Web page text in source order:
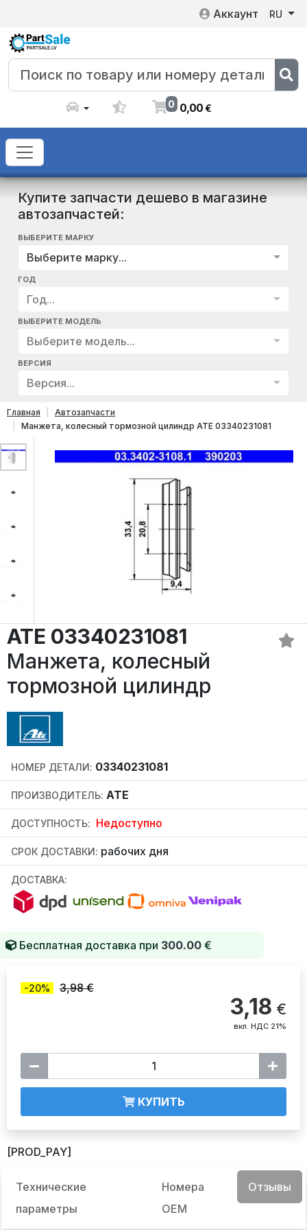
Аккаунт RU
0 0,00€
Купите запчасти дешево в магазине
автозапчастей:
ВЫБЕРИТЕ МАРКУ
Выберите марку...
ГОД
Год...
ВЫБЕРИТЕ МОДЕЛЬ
Выберите модель...
ВЕРСИЯ
Версия...
Главная
Автозапчасти
Манжета, колесный тормозной цилиндр ATE 03340231081
ATE 03340231081
Манжета, колесный
тормозной цилиндр
НОМЕР ДЕТАЛИ: 03340231081
ПРОИЗВОДИТЕЛЬ: ATE
ДОСТУПНОСТЬ: Недоступно
СРОК ДОСТАВКИ: рабочих дня
ДОСТАВКА:
Бесплатная доставка при 300.00 €
-20% 3,98 €
3,18 €
вкл. НДС 21%
КУПИТЬ
[PROD_PAY]
Технические
параметры
Номера
OEM
Отзывы